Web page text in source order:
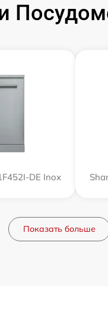
DE Inox
Показать больше